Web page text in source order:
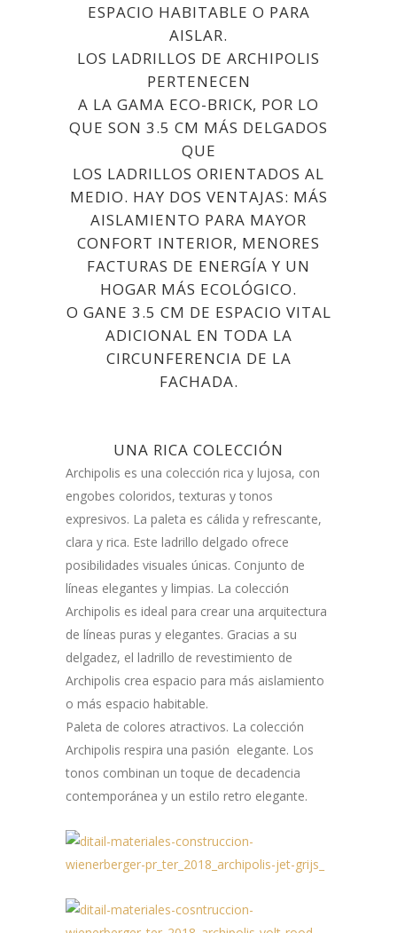
ESPACIO HABITABLE O PARA
AISLAR.
LOS LADRILLOS DE ARCHIPOLIS
PERTENECEN
A LA GAMA ECO-BRICK, POR LO
QUE SON 3.5 CM MÁS DELGADOS
QUE
LOS LADRILLOS ORIENTADOS AL
MEDIO. HAY DOS VENTAJAS: MÁS
AISLAMIENTO PARA MAYOR
CONFORT INTERIOR, MENORES
FACTURAS DE ENERGÍA Y UN
HOGAR MÁS ECOLÓGICO.
O GANE 3.5 CM DE ESPACIO VITAL
ADICIONAL EN TODA LA
CIRCUNFERENCIA DE LA
FACHADA.
UNA RICA COLECCIÓN
Archipolis es una colección rica y lujosa, con
engobes coloridos, texturas y tonos
expresivos. La paleta es cálida y refrescante,
clara y rica. Este ladrillo delgado ofrece
posibilidades visuales únicas. Conjunto de
líneas elegantes y limpias. La colección
Archipolis es ideal para crear una arquitectura
de líneas puras y elegantes. Gracias a su
delgadez, el ladrillo de revestimiento de
Archipolis crea espacio para más aislamiento
o más espacio habitable.
Paleta de colores atractivos. La colección
Archipolis respira una pasión elegante. Los
tonos combinan un toque de decadencia
contemporánea y un estilo retro elegante.